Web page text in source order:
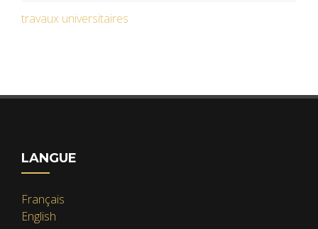
travaux universitaires
LANGUE
Français
English